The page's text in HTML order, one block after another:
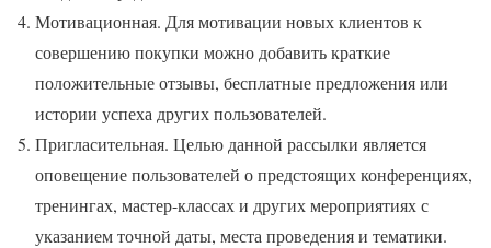
Мотивационная. Для мотивации новых клиентов к
совершению покупки можно добавить краткие
положительные отзывы, бесплатные предложения или
истории успеха других пользователей.
Пригласительная. Целью данной рассылки является
оповещение пользователей о предстоящих конференциях,
тренингах, мастер-классах и других мероприятиях с
указанием точной даты, места проведения и тематики.